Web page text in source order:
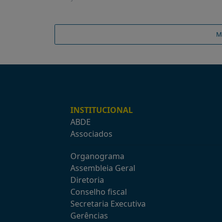
INSTITUCIONAL
ABDE
Associados
Organograma
Assembleia Geral
Diretoria
Conselho fiscal
Secretaria Executiva
Gerências